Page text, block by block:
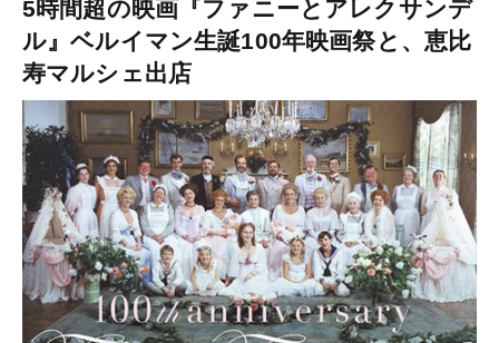
5時間超の映画『ファニーとアレクサンデ
ル』ベルイマン生誕100年映画祭と、恵比
寿マルシェ出店